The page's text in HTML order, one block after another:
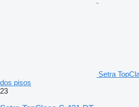
Setra
dos pisos
23